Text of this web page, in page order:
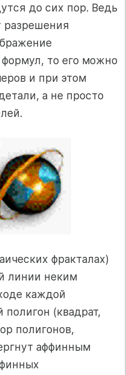
до сих пор. Ведь
разрешения
то его можно
и при этом
а не просто
фракталах)
линии неким
каждой
(квадрат,
полигонов,
аффинным